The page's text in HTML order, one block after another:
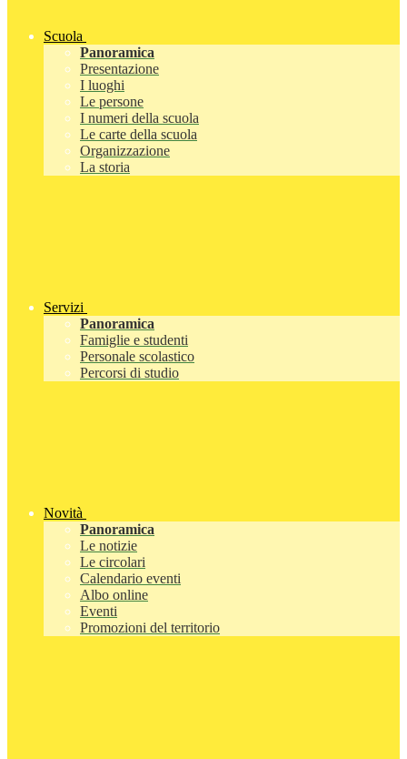
Scuola
Panoramica
Presentazione
I luoghi
Le persone
I numeri della scuola
Le carte della scuola
Organizzazione
La storia
Servizi
Panoramica
Famiglie e studenti
Personale scolastico
Percorsi di studio
Novità
Panoramica
Le notizie
Le circolari
Calendario eventi
Albo online
Eventi
Promozioni del territorio